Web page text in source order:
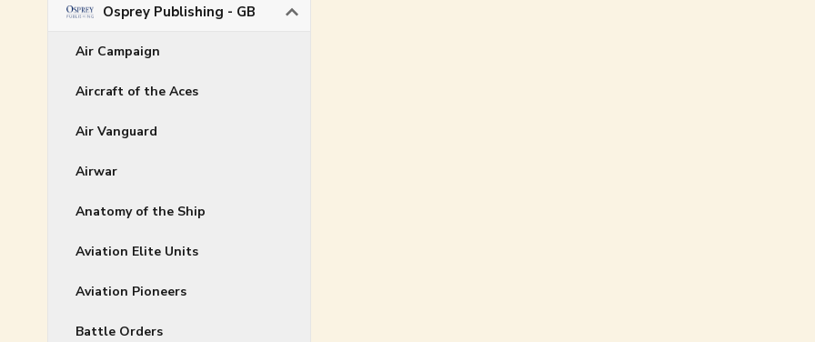
Osprey Publishing - GB
Air Campaign
Aircraft of the Aces
Air Vanguard
Airwar
Anatomy of the Ship
Aviation Elite Units
Aviation Pioneers
Battle Orders